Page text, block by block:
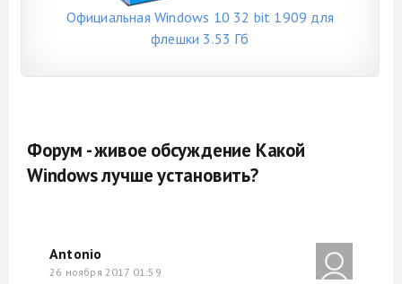
Официальная Windows 10 32 bit 1909 для
флешки 3.53 Гб
Форум - живое обсуждение Какой
Windows лучше установить?
Antonio
26 ноября 2017 01:59